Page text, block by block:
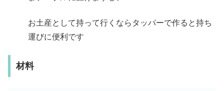
お土産として持って行くならタッパーで作ると持ち
運びに便利です
材料